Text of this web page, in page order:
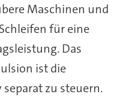
Maschinen und
für eine
Das
ist die
zu steuern.